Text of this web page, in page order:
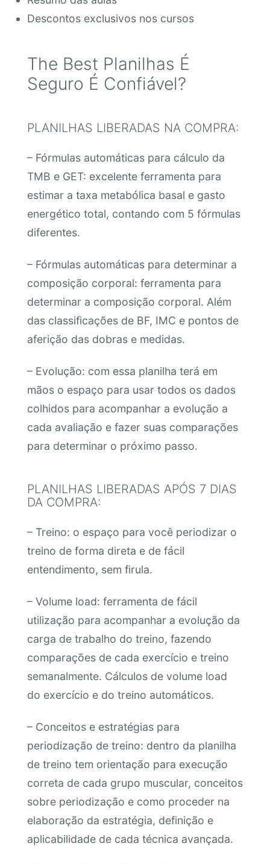
Descontos exclusivos nos cursos
The Best Planilhas É
Seguro É Confiável?
PLANILHAS LIBERADAS NA COMPRA:
– Fórmulas automáticas para cálculo da
TMB e GET: excelente ferramenta para
estimar a taxa metabólica basal e gasto
energético total, contando com 5 fórmulas
diferentes.
– Fórmulas automáticas para determinar a
composição corporal: ferramenta para
determinar a composição corporal. Além
das classificações de BF, IMC e pontos de
aferição das dobras e medidas.
– Evolução: com essa planilha terá em
mãos o espaço para usar todos os dados
colhidos para acompanhar a evolução a
cada avaliação e fazer suas comparações
para determinar o próximo passo.
PLANILHAS LIBERADAS APÓS 7 DIAS
DA COMPRA:
– Treino: o espaço para você periodizar o
treino de forma direta e de fácil
entendimento, sem firula.
– Volume load: ferramenta de fácil
utilização para acompanhar a evolução da
carga de trabalho do treino, fazendo
comparações de cada exercício e treino
semanalmente. Cálculos de volume load
do exercício e do treino automáticos.
– Conceitos e estratégias para
periodização de treino: dentro da planilha
de treino tem orientação para execução
correta de cada grupo muscular, conceitos
sobre periodização e como proceder na
elaboração da estratégia, definição e
aplicabilidade de cada técnica avançada.